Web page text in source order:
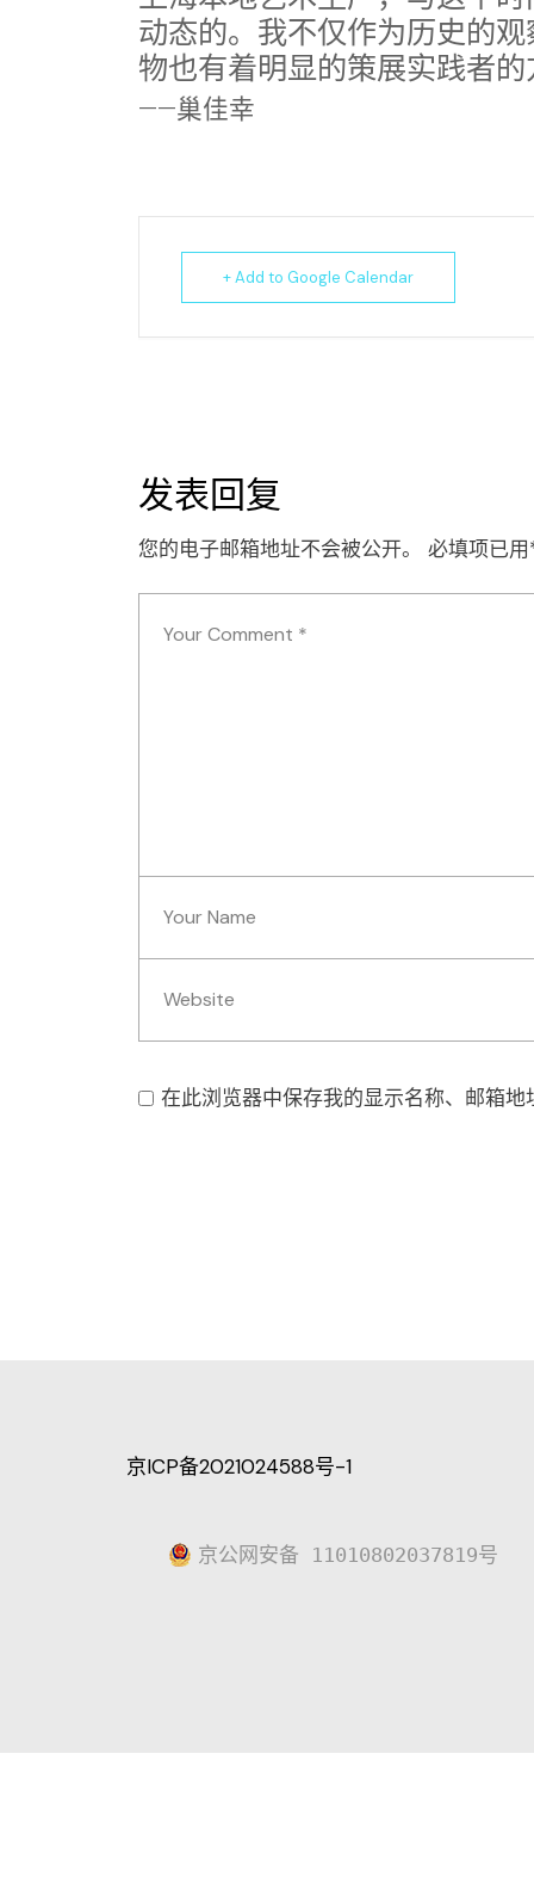
动态的。我不仅作为历史的
物也有着明显的策展实践者
——巢佳幸
+ Add to Google Calendar
发表回复
您的电子邮箱地址不会被公开。 必填项已用
在此浏览器中保存我的显示名称、邮箱
京ICP备2021024588号-1
京公网安备 11010802037819号